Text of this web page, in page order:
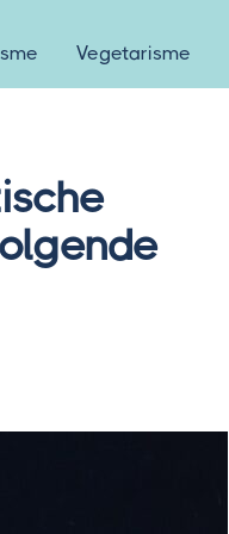
Vegetarisme